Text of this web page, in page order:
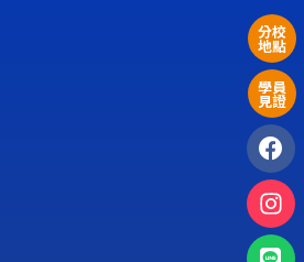
分校
地點
學員
見證